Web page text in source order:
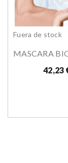
Fuera de stock
42,23